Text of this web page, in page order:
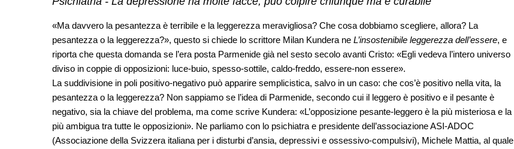
«Ma davvero la pesantezza è terribile e la leggerezza meravigliosa? Che cosa dobbiamo scegliere, allora? La
pesantezza o la leggerezza?», questo si chiede lo scrittore Milan Kundera ne L’insostenibile leggerezza dell’essere, e
riporta che questa domanda se l’era posta Parmenide già nel sesto secolo avanti Cristo: «Egli vedeva l’intero universo
diviso in coppie di opposizioni: luce-buio, spesso-sottile, caldo-freddo, essere-non essere».
La suddivisione in poli positivo-negativo può apparire semplicistica, salvo in un caso: che cos’è positivo nella vita, la
pesantezza o la leggerezza? Non sappiamo se l’idea di Parmenide, secondo cui il leggero è positivo e il pesante è
negativo, sia la chiave del problema, ma come scrive Kundera: «L’opposizione pesante-leggero è la più misteriosa e la
più ambigua tra tutte le opposizioni». Ne parliamo con lo psichiatra e presidente dell’associazione ASI-ADOC
(Associazione della Svizzera italiana per i disturbi d’ansia, depressivi e ossessivo-compulsivi), Michele Mattia, al quale